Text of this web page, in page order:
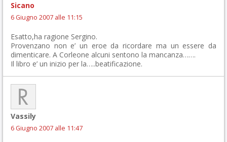
Sicano
6 Giugno 2007 alle 11:15
Esatto,ha ragione Sergino.
Provenzano non e’ un eroe da ricordare ma un essere da
dimenticare. A Corleone alcuni sentono la mancanza…….
Il libro e’ un inizio per la…..beatificazione.
Vassily
6 Giugno 2007 alle 11:47